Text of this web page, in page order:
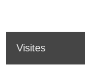
Visites